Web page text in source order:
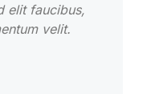
elit faucibus,
velit.